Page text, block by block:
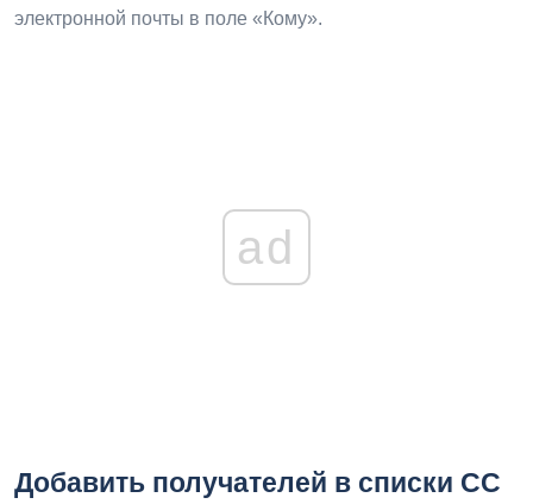
электронной почты в поле «Кому».
ad
Добавить получателей в списки CC